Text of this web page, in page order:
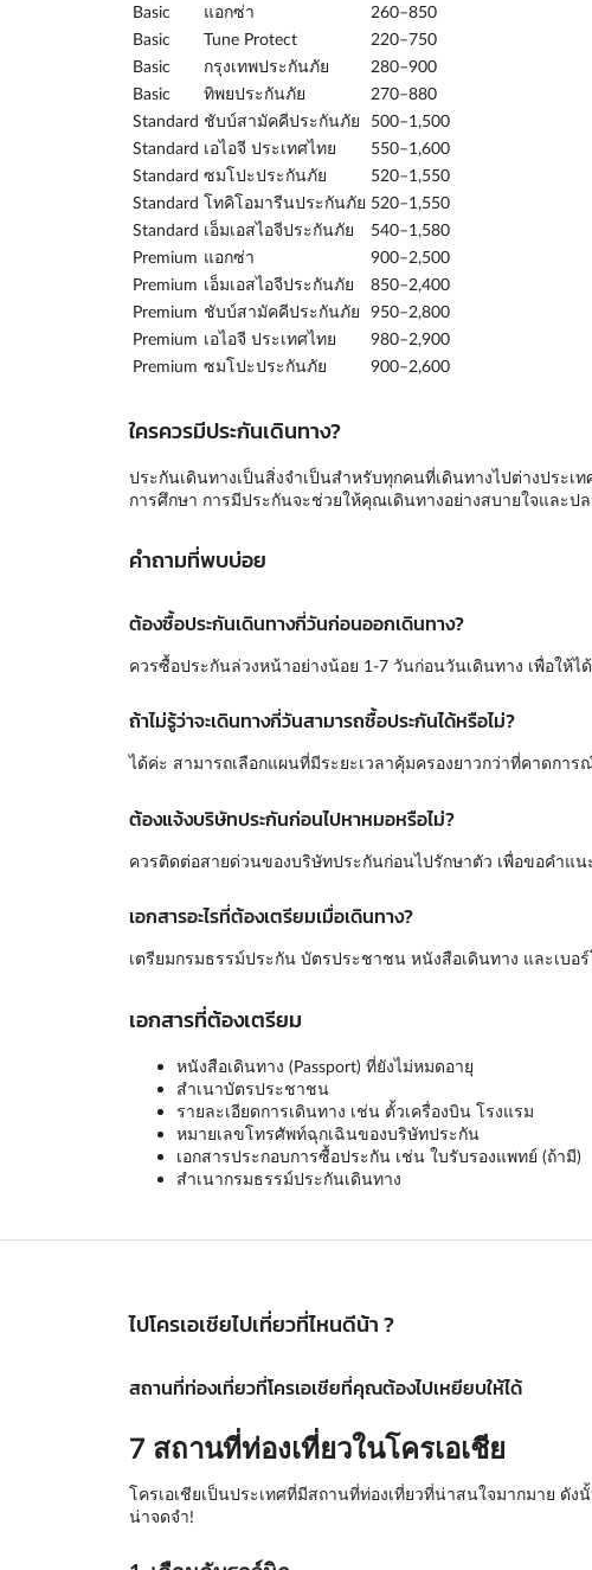
Basic
แอกซ่า
260–850
Basic
Tune Protect
220–750
Basic
กรุงเทพประกันภัย
280–900
Basic
ทิพยประกันภัย
270–880
Standard ชับบ์สามัคคีประกันภัย
500–1,500
Standard เอไอจี ประเทศไทย
550–1,600
Standard ซมโปะประกันภัย
520–1,550
Standard โทคิโอมารีนประกันภัย 520–1,550
Standard เอ็มเอสไอจีประกันภัย
540–1,580
Premium แอกซ่า
900–2,500
Premium เอ็มเอสไอจีประกันภัย
850–2,400
Premium ชับบ์สามัคคีประกันภัย 950–2,800
Premium เอไอจี ประเทศไทย
980–2,900
Premium ซมโปะประกันภัย 900–2,600
ใครควรมีประกันเดินทาง?
ประกันเดินทางเป็นสิ่งจำเป็นสำหรับทุกคนที่เดินทางไปต่างประเ
การศึกษา การมีประกันจะช่วยให้คุณเดินทางอย่างสบายใจและป
คำถามที่พบบ่อย
ต้องซื้อประกันเดินทางกี่วันก่อนออกเดินทาง?
ควรซื้อประกันล่วงหน้าอย่างน้อย 1-7 วันก่อนวันเดินทาง เพื่อให้
ถ้าไม่รู้ว่าจะเดินทางกี่วันสามารถซื้อประกันได้หรือไม่?
ได้ค่ะ สามารถเลือกแผนที่มีระยะเวลาคุ้มครองยาวกว่าที่คาดกา
ต้องแจ้งบริษัทประกันก่อนไปหาหมอหรือไม่?
ควรติดต่อสายด่วนของบริษัทประกันก่อนไปรักษาตัว เพื่อขอคำแ
เอกสารอะไรที่ต้องเตรียมเมื่อเดินทาง?
เตรียมกรมธรรม์ประกัน บัตรประชาชน หนังสือเดินทาง และเบ
เอกสารที่ต้องเตรียม
หนังสือเดินทาง (Passport) ที่ยังไม่หมดอายุ
สำเนาบัตรประชาชน
รายละเอียดการเดินทาง เช่น ตั้วเครื่องบิน โรงแรม
หมายเลขโทรศัพท์ฉุกเฉินของบริษัทประกัน
เอกสารประกอบการซื้อประกัน เช่น ใบรับรองแพทย์ (ถ้ามี)
สำเนากรมธรรม์ประกันเดินทาง
ไปโครเอเชียไปเที่ยวที่ไหนดีน้า ?
สถานที่ท่องเที่ยวที่โครเอเชียที่คุณต้องไปเหยียบให้ได้
7 สถานที่ท่องเที่ยวในโครเอเชีย
โครเอเชียเป็นประเทศที่มีสถานที่ท่องเที่ยวที่น่าสนใจมากมาย ดั
น่าจดจำ!